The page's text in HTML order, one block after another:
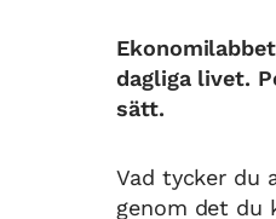
dagliga livet.
sätt.
Vad tycker du
genom det du